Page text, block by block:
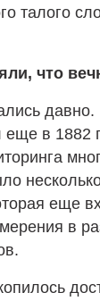
талого
что
в 1882
еще
в